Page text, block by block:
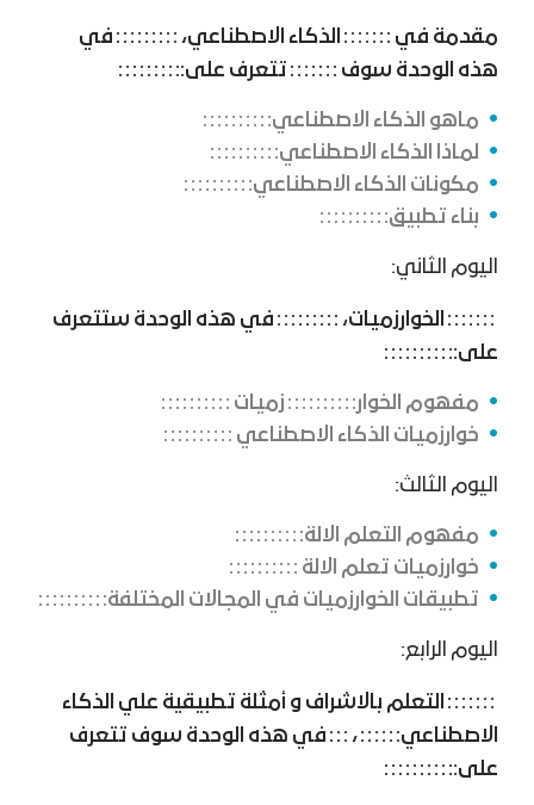
مقدمة في
الذكاء الاصطناعي،
في
هذه الوحدة سوف
تتعرف على:
ماهو الذكاء الاصطناعي
لماذا الذكاء الاصطناعي
مكونات الذكاء الاصطناعي
بناء تطبيق
اليوم الثاني:
الخوارزميات،
في هذه الوحدة ستتعرف
على:
مفهوم الخوار
زميات
خوارزميات الذكاء الاصطناعي
اليوم الثالث:
مفهوم التعلم الالة
خوارزميات تعلم الالة
تطبيقات الخوارزميات في المجالات المختلفة
اليوم الرابع:
التعلم بالاشراف و أمثلة تطبيقية علي الذكاء
الاصطناعي
،
في هذه الوحدة سوف تتعرف
على: